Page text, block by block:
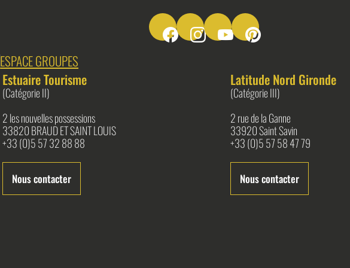
Suivez-nous sur Facebook
Suivez-nous sur Instagram
Suivez-nous sur Youtube
Suivez-nous sur
ESPACE GROUPES
Estuaire Tourisme
(Catégorie II)
2 les nouvelles possessions
33820 BRAUD ET SAINT LOUIS
+33 (0)5 57 32 88 88
Nous contacter
Latitude Nord Gironde
(Catégorie III)
2 rue de la Ganne
33920 Saint Savin
+33 (0)5 57 58 47 79
Nous contacter